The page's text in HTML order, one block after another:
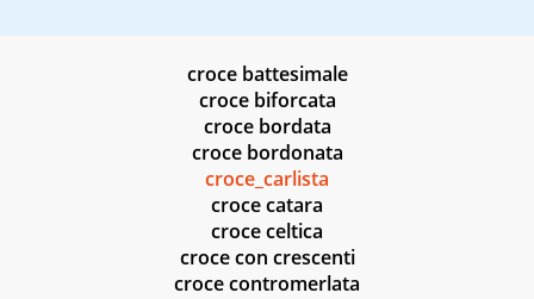
croce battesimale
croce biforcata
croce bordata
croce bordonata
croce_carlista
croce catara
croce celtica
croce con crescenti
croce contromerlata